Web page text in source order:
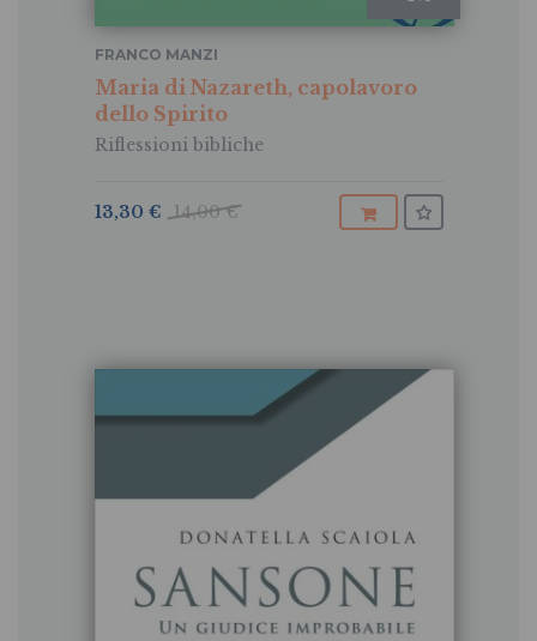
Maria di Nazareth, capolavoro
dello Spirito
Riflessioni bibliche
FRANCO MANZI
14,00 €
13,30 €